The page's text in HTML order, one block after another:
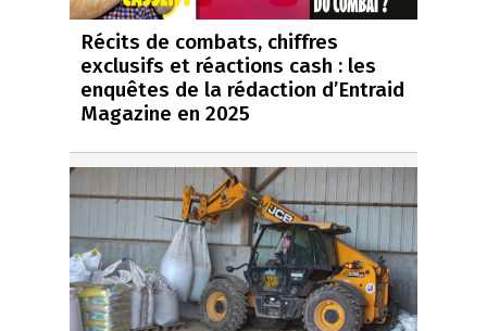
Récits de combats, chiffres
exclusifs et réactions cash : les
enquêtes de la rédaction d’Entraid
Magazine en 2025